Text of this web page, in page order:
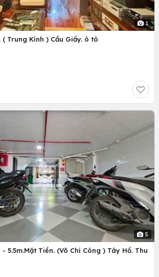
1
( Trung Kính ) Cầu Giấy. ô tô
5
5.5m.Mặt Tiền. (Võ Chí Công ) Tây Hồ. Thu